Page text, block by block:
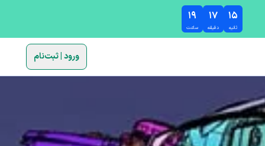
۱۹
ساعت
۱۷
دقیقه
۱۴
ثانیه
ورود | ثبت‌نام